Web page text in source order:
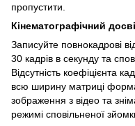
пропустити.
Кінематографічний
Записуйте повнокадрові
30 кадрів в секунду та
Відсутність коефіцієнта
всю ширину матриці
зображення з відео та
режимі сповільненої